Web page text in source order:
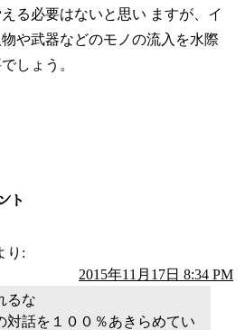
る必要はないと思い ますが、イ
や武器などのモノの流入を水際
しょう。
ト
り:
2015年11月17日 8:34 PM
るな
対話を１００％あきらめてい